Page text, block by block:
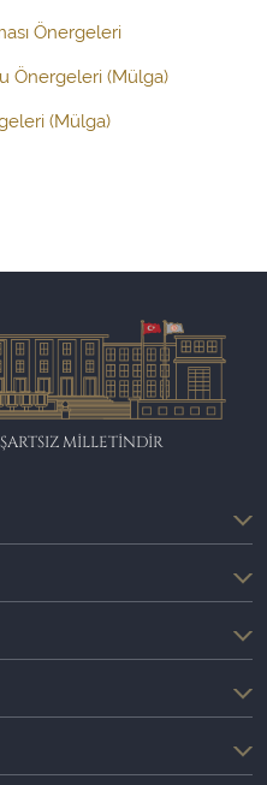
Önergeleri
Önergeleri (Mülga)
(Mülga)
MİLLETİNDİR